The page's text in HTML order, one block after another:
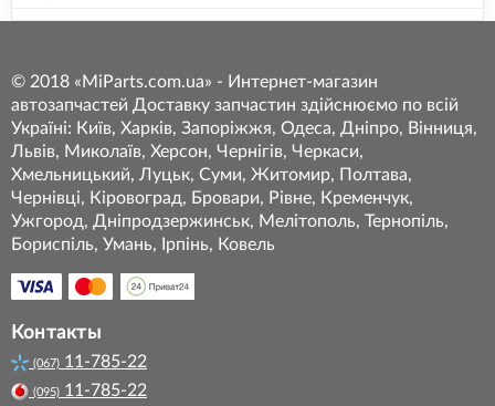
© 2018 «MiParts.com.ua» - Интернет-магазин
автозапчастей Доставку запчастин здійснюємо по всій
Україні: Київ, Харків, Запоріжжя, Одеса, Дніпро, Вінниця,
Львів, Миколаїв, Херсон, Чернігів, Черкаси,
Хмельницький, Луцьк, Суми, Житомир, Полтава,
Чернівці, Кіровоград, Бровари, Рівне, Кременчук,
Ужгород, Дніпродзержинськ, Мелітополь, Тернопіль,
Бориспіль, Умань, Ірпінь, Ковель
Контакты
(067) 11-785-22
(095) 11-785-22